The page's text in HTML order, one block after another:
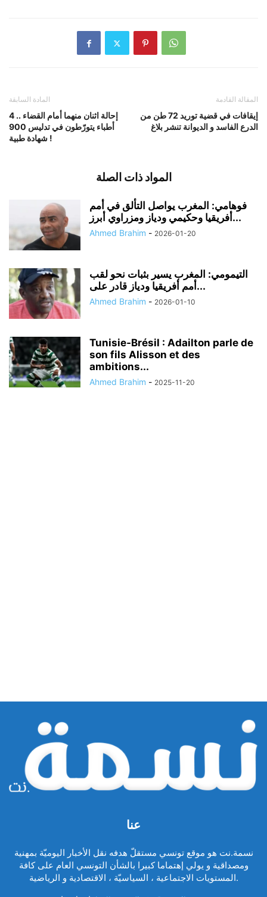
المادة السابقة
إحالة اثنان منهما أمام القضاء .. 4
أطباء يتورّطون في تدليس 900
شهادة طبية !
المقالة القادمة
إيقافات في قضية توريد 72 طن من
الدرع الفاسد و الديوانة تنشر بلاغ
المواد ذات الصلة
فوهامي: المغرب يواصل التألق في أمم
أفريقيا وحكيمي ودياز ومزراوي أبرز...
Ahmed Brahim - 2026-01-20
التيمومي: المغرب يسير بثبات نحو لقب
أمم أفريقيا ودياز قادر على...
Ahmed Brahim - 2026-01-10
Tunisie‑Brésil : Adailton parle de
son fils Alisson et des
ambitions...
Ahmed Brahim - 2025-11-20
عنا
نسمة.نت هو موقع تونسي مستقلّ هدفه نقل الأخبار اليوميّة بمهنية
ومصداقية و يولي إهتماما كبيرا بالشأن التونسي العام على كافة
المستويات الاجتماعية ، السياسيّة ، الاقتصادية و الرياضية.